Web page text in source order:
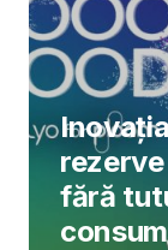
fără